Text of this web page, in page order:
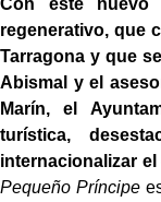
regenerativo, que
Tarragona y que
Abismal y el
Marín, el
turística,
internacionalizar
Pequeño Príncipe